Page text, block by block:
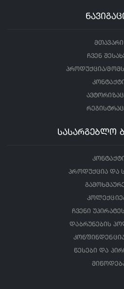
მთავარი
ჩვენ
პროდუქცია/
სასარგებლო
პროდუქცია და
ჩვენი
დაბრუნების
წესები და